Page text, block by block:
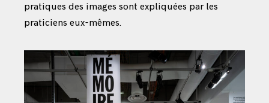
pratiques des images sont expliquées par les
praticiens eux-mêmes.